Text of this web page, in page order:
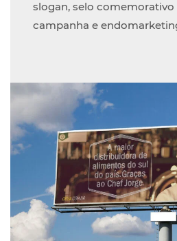
slogan, selo
campanha e